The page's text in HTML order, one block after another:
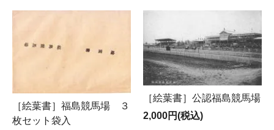
［絵葉書］福島競馬場 ３
枚セット袋入
［絵葉書］公認福島競馬場
2,000円(税込)